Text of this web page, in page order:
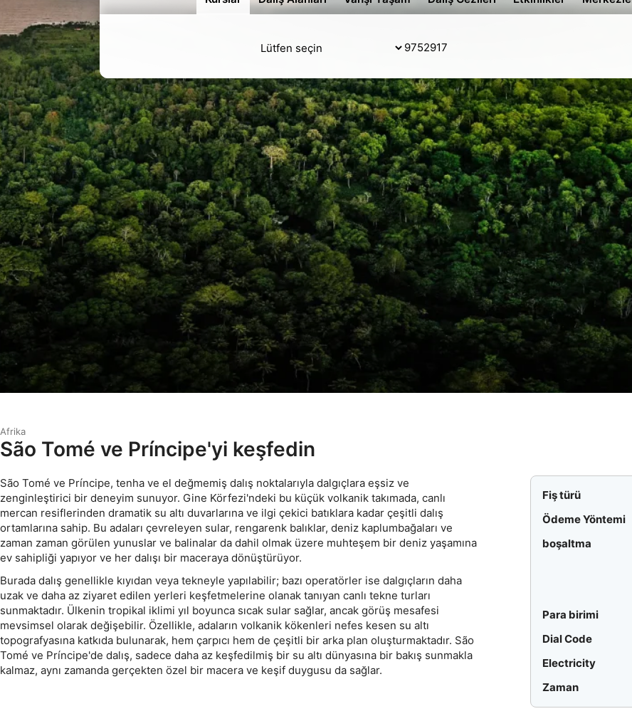
Afrika
São Tomé ve Príncipe'yi keşfedin
São Tomé ve Príncipe, tenha ve el değmemiş dalış noktalarıyla dalgıçlara eşsiz ve
zenginleştirici bir deneyim sunuyor. Gine Körfezi'ndeki bu küçük volkanik takımada, canlı
mercan resiflerinden dramatik su altı duvarlarına ve ilgi çekici batıklara kadar çeşitli dalış
ortamlarına sahip. Bu adaları çevreleyen sular, rengarenk balıklar, deniz kaplumbağaları ve
zaman zaman görülen yunuslar ve balinalar da dahil olmak üzere muhteşem bir deniz yaşamına
ev sahipliği yapıyor ve her dalışı bir maceraya dönüştürüyor.
Burada dalış genellikle kıyıdan veya tekneyle yapılabilir; bazı operatörler ise dalgıçların daha
uzak ve daha az ziyaret edilen yerleri keşfetmelerine olanak tanıyan canlı tekne turları
sunmaktadır. Ülkenin tropikal iklimi yıl boyunca sıcak sular sağlar, ancak görüş mesafesi
mevsimsel olarak değişebilir. Özellikle, adaların volkanik kökenleri nefes kesen su altı
topografyasına katkıda bulunarak, hem çarpıcı hem de çeşitli bir arka plan oluşturmaktadır. São
Tomé ve Príncipe'de dalış, sadece daha az keşfedilmiş bir su altı dünyasına bir bakış sunmakla
kalmaz, aynı zamanda gerçekten özel bir macera ve keşif duygusu da sağlar.
Fiş türü
Ödeme Yöntemi
boşaltma
Para birimi
Dial Code
Electricity
Zaman